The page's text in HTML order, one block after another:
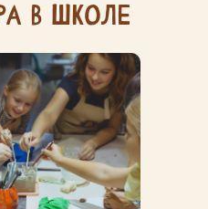
в школе